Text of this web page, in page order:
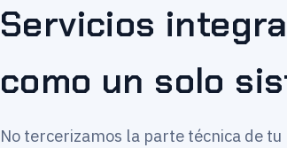
Servicios
como un solo
No tercerizamos la parte técnica de